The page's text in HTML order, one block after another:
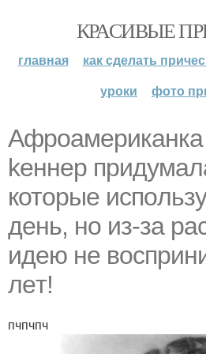
КРАСИВЫЕ
главная как сделать
уроки
фото
Афpоамеpиканка
kеннeр
котоpыe
день, но из-за
идею нe
лeт!
пчпчпч